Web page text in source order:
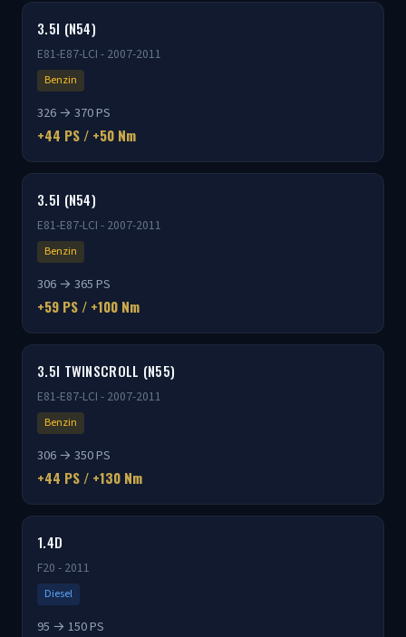
3.5I (N54)
E81-E87-LCI - 2007-2011
Benzin
326 → 370 PS
+44 PS / +50 Nm
3.5I (N54)
E81-E87-LCI - 2007-2011
Benzin
306 → 365 PS
+59 PS / +100 Nm
3.5I TWINSCROLL (N55)
E81-E87-LCI - 2007-2011
Benzin
306 → 350 PS
+44 PS / +130 Nm
1.4D
F20 - 2011
Diesel
95 → 150 PS